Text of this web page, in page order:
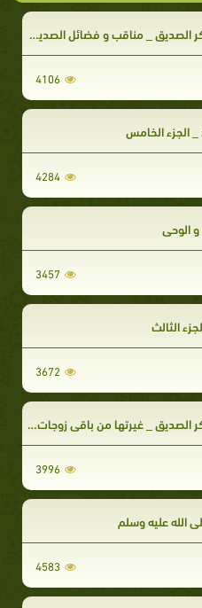
الصديق _ مناقب و فضائل الصديقة
4106
الجزء الخامس
4284
الوحي
3457
الثالث
3672
من باقي زوجات النبي صلى الله عليه وسلم
3996
الله عليه وسلم
4583